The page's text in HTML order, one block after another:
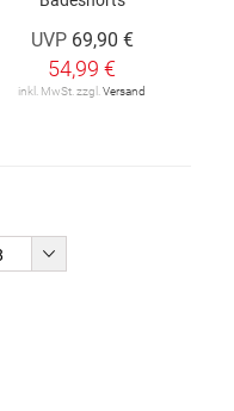
UVP 69,90 €
54,99 €
inkl. MwSt. zzgl. Versand